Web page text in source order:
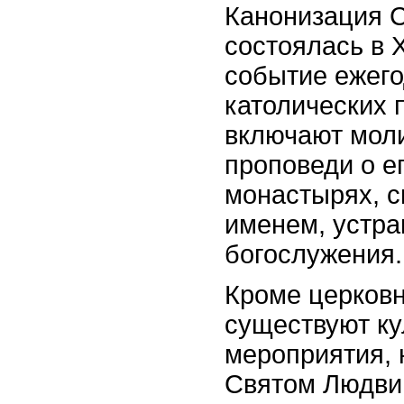
Канонизация
состоялась в
событие
католических
включают
проповеди о
монастырях,
именем,
богослужения.
Кроме
существуют
Святом